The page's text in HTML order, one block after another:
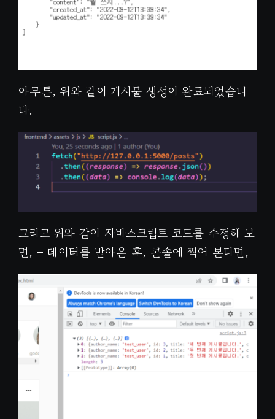
아무튼, 위와 같이 게시물 생성이 완료되었습니
다.
그리고 위와 같이 자바스크립트 코드를 수정해 보
면, – 데이터를 받아온 후, 콘솔에 찍어 본다면,